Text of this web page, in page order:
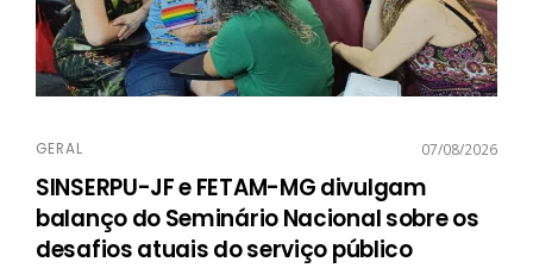
GERAL 07/08/2026
SINSERPU-JF e FETAM-MG divulgam
balanço do Seminário Nacional sobre os
desafios atuais do serviço público